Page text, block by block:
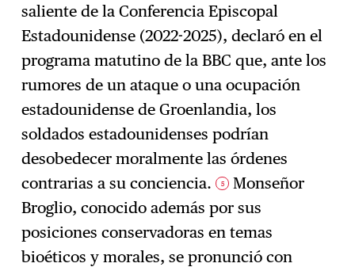
saliente de la Conferencia Episcopal
Estadounidense (2022-2025), declaró en el
programa matutino de la BBC que, ante los
rumores de un ataque o una ocupación
estadounidense de Groenlandia, los
soldados estadounidenses podrían
desobedecer moralmente las órdenes
contrarias a su conciencia. 5
Monseñor
Broglio, conocido además por sus
posiciones conservadoras en temas
bioéticos y morales, se pronunció con